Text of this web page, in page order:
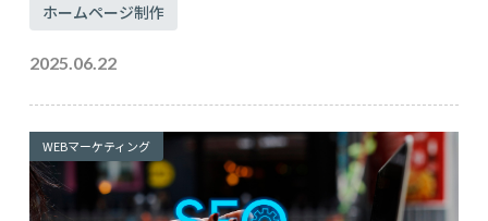
ホームページ制作
2025.06.22
WEBマーケティング